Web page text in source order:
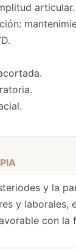
articular.
y la
y laborales,
con la